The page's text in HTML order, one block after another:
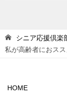
シニア応援倶楽
私が高齢者におス
HOME